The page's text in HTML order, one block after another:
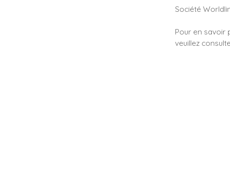
Société
Pour en savoir
veuillez